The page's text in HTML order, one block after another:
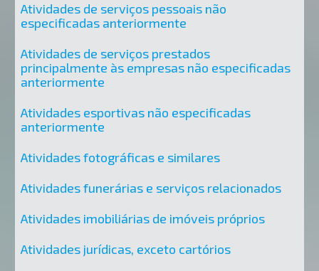
Atividades de serviços pessoais não
especificadas anteriormente
Atividades de serviços prestados
principalmente às empresas não especificadas
anteriormente
Atividades esportivas não especificadas
anteriormente
Atividades fotográficas e similares
Atividades funerárias e serviços relacionados
Atividades imobiliárias de imóveis próprios
Atividades jurídicas, exceto cartórios